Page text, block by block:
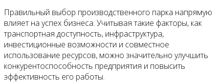
Правильный выбор производственного парка напрямую
влияет на успех бизнеса. Учитывая такие факторы, как
транспортная доступность, инфраструктура,
инвестиционные возможности и совместное
использование ресурсов, можно значительно улучшить
конкурентоспособность предприятия и повысить
эффективность его работы.